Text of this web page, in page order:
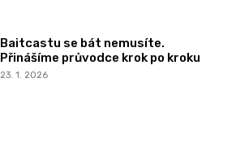
Baitcastu se bát nemusíte.
Přinášíme průvodce krok po kroku
23. 1. 2026